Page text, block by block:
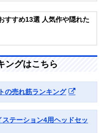
機能を内蔵
も可能なエントリ
ーモデル
高さ230mm
すすめ13選 人気作や隠れた
ングはこちら
の売れ筋ランキング
ステーション4用ヘッドセッ